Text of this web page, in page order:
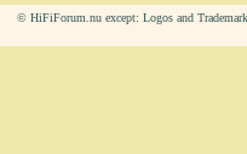
© HiFiForum.nu except: Logos and